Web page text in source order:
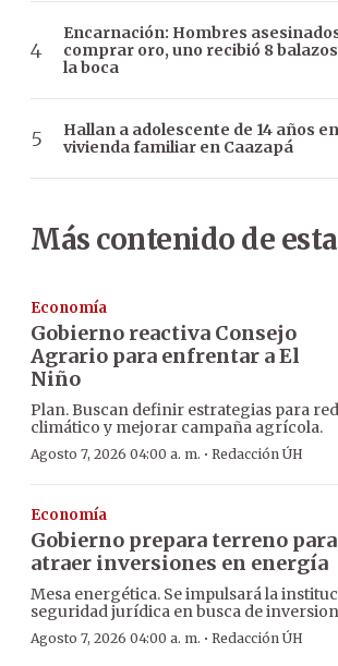
Encarnación: Hombres
comprar oro, uno recibió 8
la boca
Hallan a adolescente de 14 años
vivienda familiar en Caazapá
Más contenido de
Economía
Gobierno reactiva Consejo
Agrario para enfrentar a El
Niño
Plan. Buscan definir estrategias para
climático y mejorar campaña agrícola.
Agosto 7, 2026 04:00 a. m. · Redacción ÚH
Economía
Gobierno prepara terreno para
atraer inversiones en energía
Mesa energética. Se impulsará la
seguridad jurídica en busca de
Agosto 7, 2026 04:00 a. m. · Redacción ÚH